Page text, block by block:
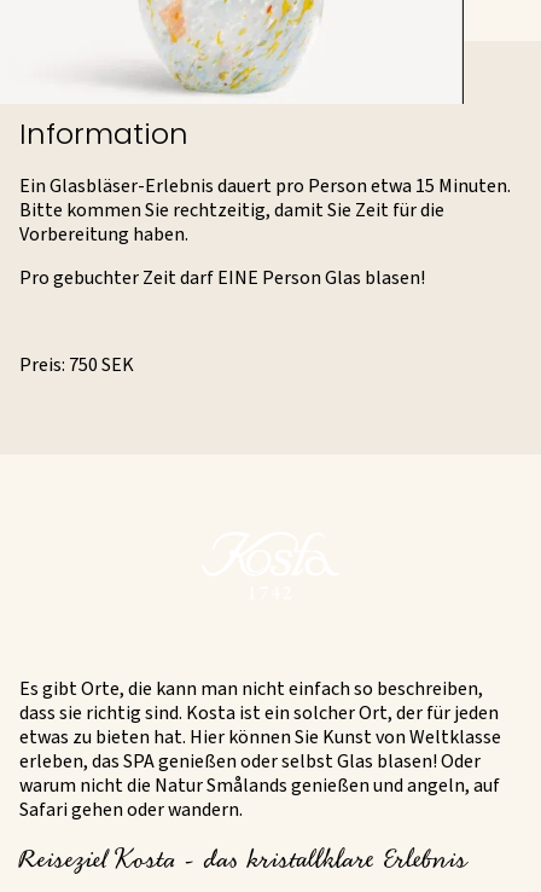
Information
Ein Glasbläser-Erlebnis dauert pro Person etwa 15 Minuten.
Bitte kommen Sie rechtzeitig, damit Sie Zeit für die
Vorbereitung haben.
Pro gebuchter Zeit darf EINE Person Glas blasen!
Preis: 750 SEK
Es gibt Orte, die kann man nicht einfach so beschreiben,
dass sie richtig sind. Kosta ist ein solcher Ort, der für jeden
etwas zu bieten hat. Hier können Sie Kunst von Weltklasse
erleben, das SPA genießen oder selbst Glas blasen! Oder
warum nicht die Natur Smålands genießen und angeln, auf
Safari gehen oder wandern.
Reiseziel Kosta - das kristallklare Erlebnis